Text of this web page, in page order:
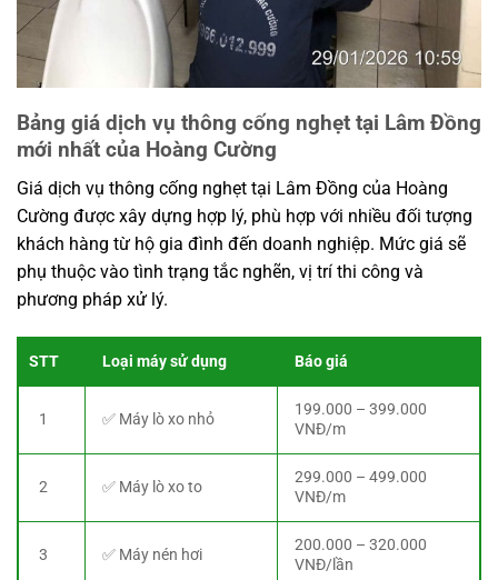
Bảng giá dịch vụ thông cống nghẹt tại Lâm Đồng
mới nhất của Hoàng Cường
Giá dịch vụ thông cống nghẹt tại Lâm Đồng của Hoàng
Cường được xây dựng hợp lý, phù hợp với nhiều đối tượng
khách hàng từ hộ gia đình đến doanh nghiệp. Mức giá sẽ
phụ thuộc vào tình trạng tắc nghẽn, vị trí thi công và
phương pháp xử lý.
STT Loại máy sử dụng Báo giá
1 ✅ Máy lò xo nhỏ
199.000 – 399.000
VNĐ/m
2 ✅ Máy lò xo to
299.000 – 499.000
VNĐ/m
3 ✅ Máy nén hơi
200.000 – 320.000
VNĐ/lần